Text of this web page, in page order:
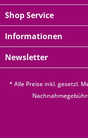
Shop Service
Informationen
Newsletter
* Alle Preise inkl. gesetzl.